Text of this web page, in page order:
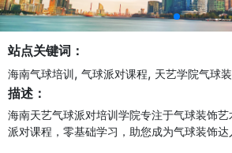
站点关键词：
海南气球培训, 气球派对课程, 天艺学院气球
描述：
海南天艺气球派对培训学院专注于气球装饰
派对课程，零基础学习，助您成为气球装饰达